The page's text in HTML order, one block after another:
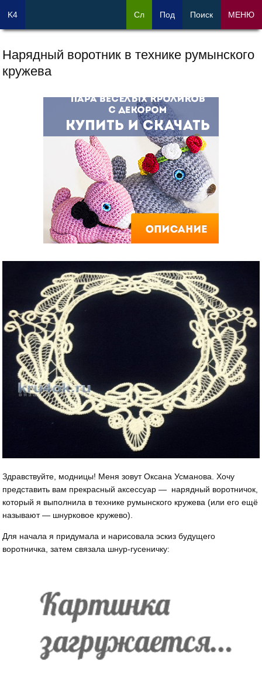
Нарядный воротник в технике румынского
кружева
Здравствуйте, модницы! Меня зовут Оксана Усманова. Хочу
представить вам прекрасный аксессуар — нарядный воротничок,
который я выполнила в технике румынского кружева (или его ещё
называют — шнурковое кружево).
Для начала я придумала и нарисовала эскиз будущего
воротничка, затем связала шнур-гусеничку:
K4 Сл Под Поиск МЕНЮ